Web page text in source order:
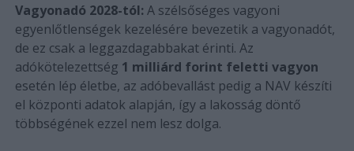
Vagyonadó 2028-tól: A szélsőséges vagyoni
egyenlőtlenségek kezelésére bevezetik a vagyonadót,
de ez csak a leggazdagabbakat érinti. Az
adókötelezettség 1 milliárd forint feletti vagyon
esetén lép életbe, az adóbevallást pedig a NAV készíti
el központi adatok alapján, így a lakosság döntő
többségének ezzel nem lesz dolga.